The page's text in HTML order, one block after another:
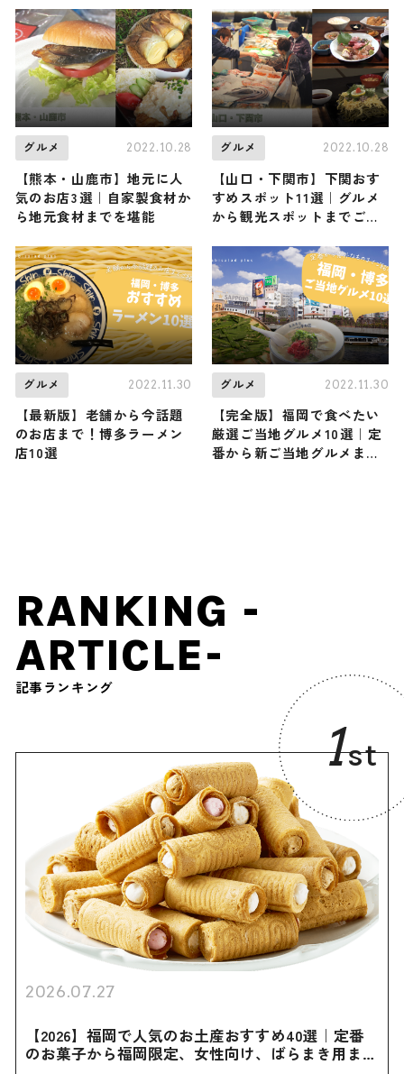
グルメ 2022.10.28
【熊本・山鹿市】地元に人
気のお店3選｜自家製食材か
ら地元食材までを堪能
グルメ 2022.10.28
【山口・下関市】下関おす
すめスポット11選｜グルメ
から観光スポットまでご紹
グルメ 2022.11.30
【最新版】老舗から今話題
のお店まで！博多ラーメン
店10選
グルメ 2022.11.30
【完全版】福岡で食べたい
厳選ご当地グルメ10選｜定
番から新ご当地グルメまで
RANKING -
ARTICLE-
記事ランキング
1st
2026.07.27
【2026】福岡で人気のお土産おすすめ40選｜定番
のお菓子から福岡限定、女性向け、ばらまき用まで